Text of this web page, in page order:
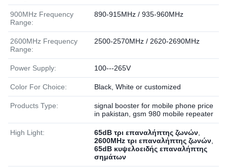
900MHz Frequency
Range:
890-915MHz / 935-960MHz
2600MHz Frequency
Range:
2500-2570MHz / 2620-2690MHz
Power Supply: 100---265V
Color For Choice: Black, White or customized
Products Type:
signal booster for mobile phone price
in pakistan, gsm 980 mobile repeater
High Light: 65dB τρι επαναλήπτης ζωνών
2600MHz τρι επαναλήπτης ζωνών
65dB κυψελοειδής επαναλήπτης
σημάτων